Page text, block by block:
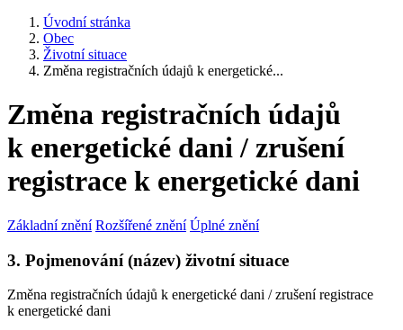
Úvodní stránka
Obec
Životní situace
Změna registračních údajů k energetické...
Změna registračních údajů
k energetické dani / zrušení
registrace k energetické dani
Základní znění Rozšířené znění Úplné znění
3. Pojmenování (název) životní situace
Změna registračních údajů k energetické dani / zrušení registrace
k energetické dani